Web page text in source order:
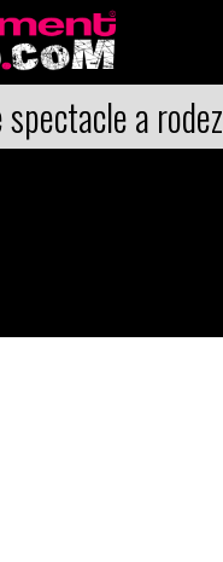
a rodez